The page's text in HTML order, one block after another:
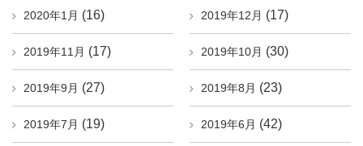
2020年1月 (16) 2019年12月 (17)
2019年11月 (17) 2019年10月 (30)
2019年9月 (27) 2019年8月 (23)
2019年7月 (19) 2019年6月 (42)